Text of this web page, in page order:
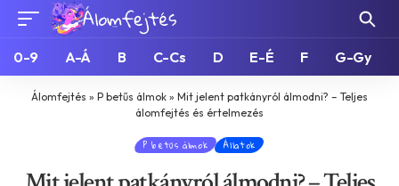
0-9 A-Á B C-Cs D E-É F G-Gy
Álomfejtés » P betűs álmok » Mit jelent patkányról álmodni? – Teljes
álomfejtés és értelmezés
P betűs álmok Állatok